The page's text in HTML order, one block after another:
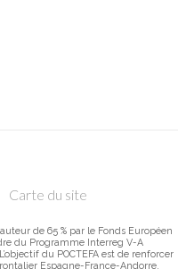
Carte du site
de 65 % par le Fonds Européen
du Programme Interreg V-A
du POCTEFA est de renforcer
Espagne-France-Andorre.